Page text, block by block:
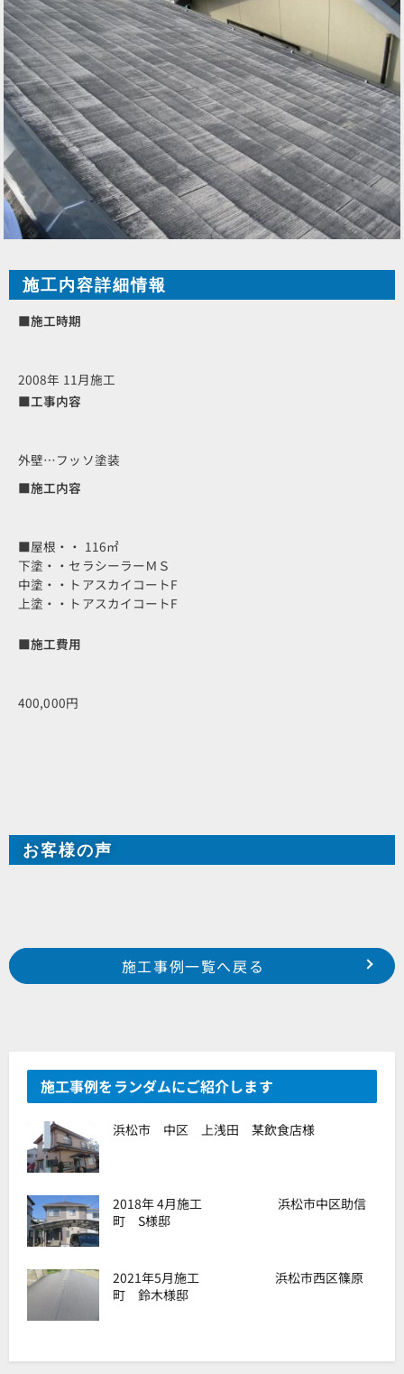
施工内容詳細情報
■施工時期
2008年 11月施工
■工事内容
外壁…フッソ塗装
■施工内容
■屋根・・ 116㎡
下塗・・セラシーラーＭＳ
中塗・・トアスカイコートF
上塗・・トアスカイコートF
■施工費用
400,000円
お客様の声
Prev
磐田市 某マンション
浜松市西区入野 S様邸
施工事例一覧へ戻る
施工事例をランダムにご紹介します
浜松市 中区 上浅田 某飲食店様
2018年 4月施工 浜松市中区助信
町 S様邸
2021年5月施工 浜松市西区篠原
町 鈴木様邸